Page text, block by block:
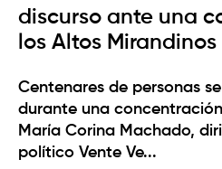
discurso ante una
los Altos Mirandinos
Centenares de personas
durante una
María Corina Machado,
político Vente Ve...